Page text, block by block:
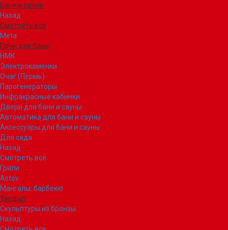
Баня и сауна
Назад
Смотреть все
Meta
Печи для бани
НМК
Электрокаменки
Очаг (Пермь)
Парогенераторы
Инфракрасные кабинки
Двери для бани и сауны
Автоматика для бани и сауны
Аксессуары для бани и сауны
Для сада
Назад
Смотреть все
Грили
Astov
Мангалы, барбекю
Тандыр
Скульптуры из бронзы
Назад